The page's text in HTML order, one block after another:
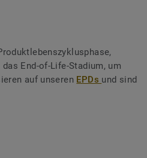
End-of-Life-Stadium, um
auf unseren EPDs und sind